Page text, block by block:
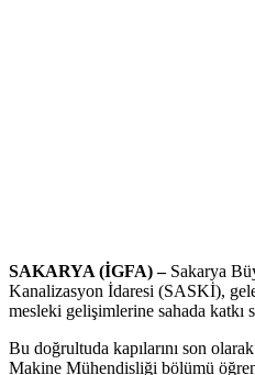
SAKARYA (İGFA) – Sakarya
Kanalizasyon İdaresi (SASKİ),
mesleki gelişimlerine sahada katkı
Bu doğrultuda kapılarını son
Makine Mühendisliği bölümü